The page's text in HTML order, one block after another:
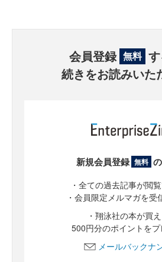
会員登録 無料 す
続きをお読みいた
新規会員登録 無料
・全ての過去記事が閲
・会員限定メルマガを受
・翔泳社の本が買え
500円分のポイントをプ
メールバックナ